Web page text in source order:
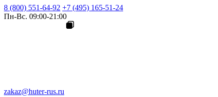
8 (800) 551-64-92 +7 (495) 165-51-24
Пн-Вс. 09:00-21:00
zakaz@huter-rus.ru